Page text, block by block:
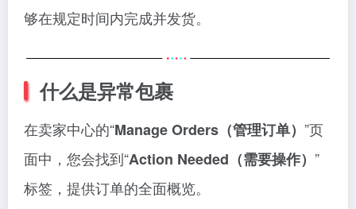
够在规定时间内完成并发货。
什么是异常包裹
在卖家中心的“Manage Orders（管理订单） ”页
面中，您会找到“Action Needed（需要操作） ”
标签，提供订单的全面概览。